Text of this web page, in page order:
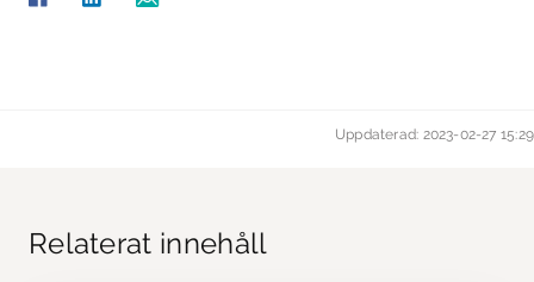
kunna anta en
förskolemiljön, i vardagliga situationer och i barns lek.
kunskap får inte bli en fälla, en anledning till att låta bli.
Det kommer alltid situationer där man inser: jag behöver ta
Uppdaterad: 2023-02-27 15:29
Relaterat innehåll